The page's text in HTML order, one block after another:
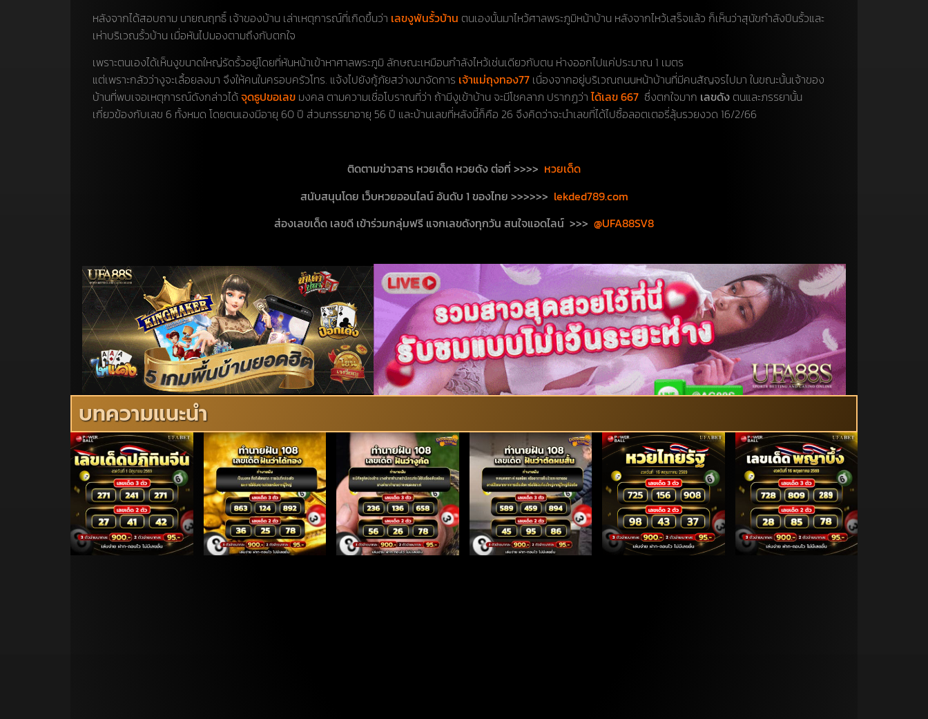
หลังจากได้สอบถาม นายณฤทธิ์ เจ้าของบ้าน เล่าเหตุการณ์ที่เกิดขึ้นว่า เลขงูพันรั้วบ้าน ตนเองนั้นมาไหว้ศาลพระภูมิหน้าบ้าน หลังจากไหว้เสร็จแล้ว ก็เห็นว่าสุนัขกำลังปีนรั้วและ
เห่าบริเวณรั้วบ้าน เมื่อหันไปมองตามถึงกับตกใจ
เพราะตนเองได้เห็นงูขนาดใหญ่รัดรั้วอยู่โดยที่หันหน้าเข้าหาศาลพระภูมิ ลักษณะเหมือนกำลังไหว้เช่นเดียวกับตน ห่างออกไปแค่ประมาณ 1 เมตร
แต่เพราะกลัวว่างูจะเลื้อยลงมา จึงให้คนในครอบครัวโทร. แจ้งไปยังกู้ภัยสว่างมาจัดการ เจ้าแม่ถุงทอง77 เนื่องจากอยู่บริเวณถนนหน้าบ้านที่มีคนสัญจรไปมา ในขณะนั้นเจ้าของ
บ้านที่พบเจอเหตุการณ์ดังกล่าวได้จุดธูปขอเลข มงคล ตามความเชื่อโบราณที่ว่า ถ้ามีงูเข้าบ้าน จะมีโชคลาภ ปรากฏว่าได้เลข 667 ซึ่งตกใจมาก เลขดัง ตนและภรรยานั้น
เกี่ยวข้องกับเลข 6 ทั้งหมด โดยตนเองมีอายุ 60 ปี ส่วนภรรยาอายุ 56 ปี และบ้านเลขที่หลังนี้ก็คือ 26 จึงคิดว่าจะนำเลขที่ได้ไปซื้อลอตเตอรี่ลุ้นรวยงวด 16/2/66
ติดตามข่าวสาร หวยเด็ด หวยดังต่อที่ >>>> หวยเด็ด
สนับสนุนโดย เว็บหวยออนไลน์ อันดับ 1 ของไทย >>>>>> lekded789.com
ส่องเลขเด็ด เลขดี เข้าร่วมกลุ่มฟรี แจกเลขดังทุกวัน สนใจแอดไลน์ >>> @UFA88SV8
บทความแนะนำ